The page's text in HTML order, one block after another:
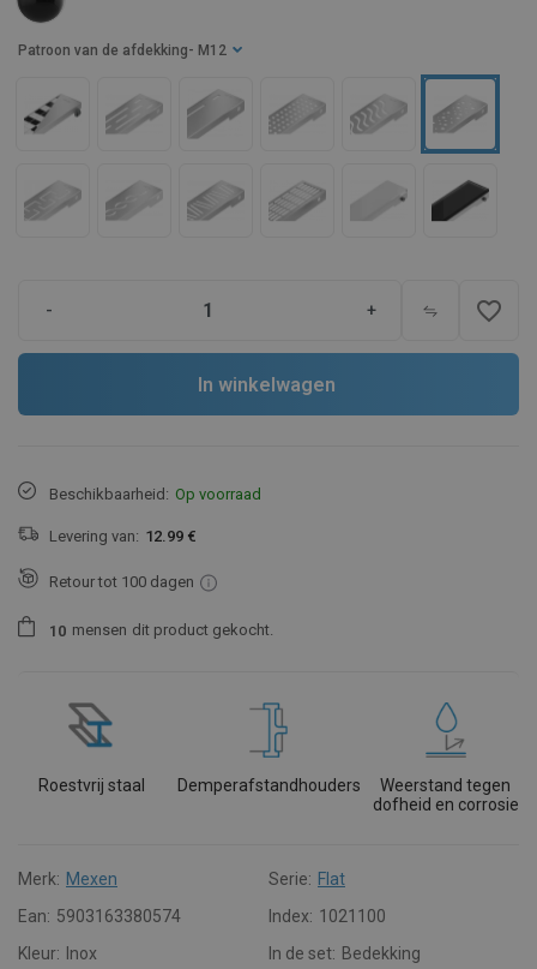
Patroon van de afdekking - M12
- + favorite_border
In winkelwagen
Beschikbaarheid: Op voorraad
Levering van: 12.99 €
Retour tot 100 dagen
1 0 mensen dit product gekocht.
Roestvrij staal Demperafstandhouders
Weerstand tegen
dofheid en corrosie
Merk: Mexen Serie: Flat
Ean: 5903163380574 Index: 1021100
Kleur:
Inox In de set: Bedekking